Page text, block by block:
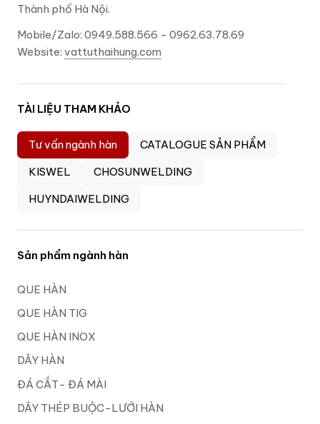
Thành phố Hà Nội.
Mobile/Zalo: 0949.588.566 - 0962.63.78.69
Website: vattuthaihung.com
TÀI LIỆU THAM KHẢO
Tư vấn ngành hàn
CATALOGUE SẢN PHẨM
KISWEL
CHOSUNWELDING
HUYNDAIWELDING
Sản phẩm ngành hàn
QUE HÀN
QUE HÀN TIG
QUE HÀN INOX
DÂY HÀN
ĐÁ CẮT- ĐÁ MÀI
DÂY THÉP BUỘC-LƯỚI HÀN